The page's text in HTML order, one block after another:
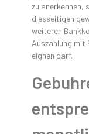
zu anerkennen,
diesseitigen
weiteren
Auszahlung mit
eignen darf.